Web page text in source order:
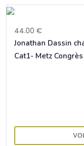
44.00 €
Jonathan Dassin
Cat1- Metz Congrès